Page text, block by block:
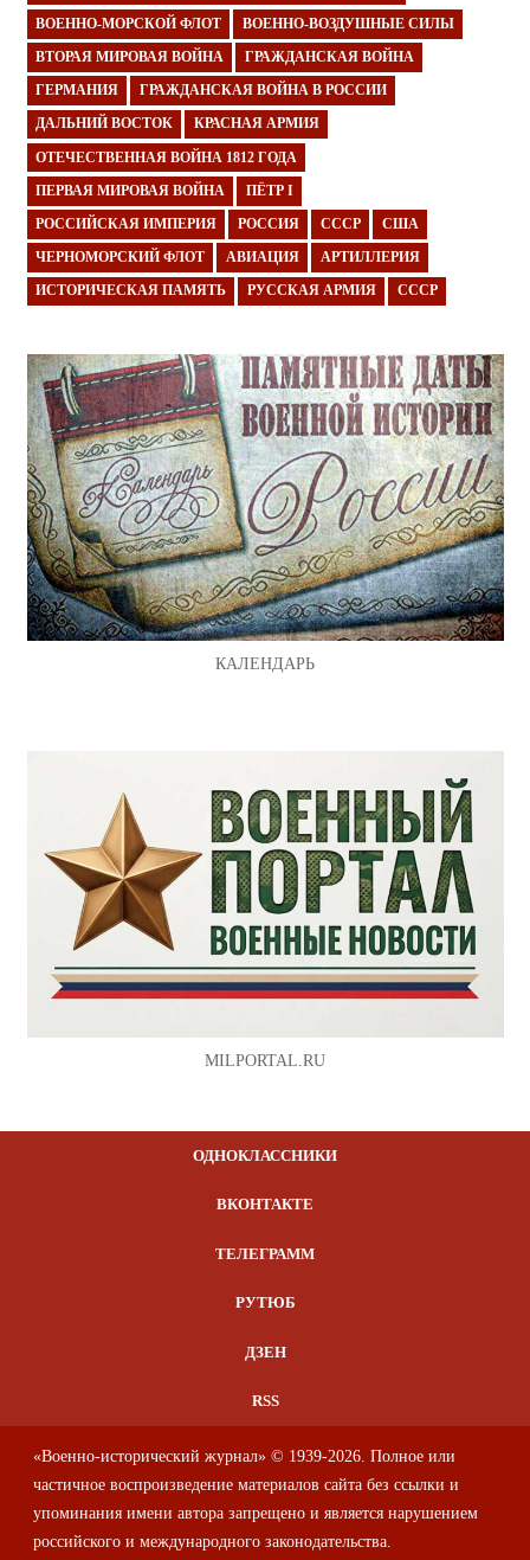
ВОЕННО-МОРСКОЙ ФЛОТ ВОЕННО-ВОЗДУШНЫЕ СИЛЫ
ВТОРАЯ МИРОВАЯ ВОЙНА ГРАЖДАНСКАЯ ВОЙНА
ГЕРМАНИЯ ГРАЖДАНСКАЯ ВОЙНА В РОССИИ
ДАЛЬНИЙ ВОСТОК КРАСНАЯ АРМИЯ
ОТЕЧЕСТВЕННАЯ ВОЙНА 1812 ГОДА
ПЕРВАЯ МИРОВАЯ ВОЙНА ПЁТР I
РОССИЙСКАЯ ИМПЕРИЯ РОССИЯ СССР США
ЧЕРНОМОРСКИЙ ФЛОТ АВИАЦИЯ АРТИЛЛЕРИЯ
ИСТОРИЧЕСКАЯ ПАМЯТЬ РУССКАЯ АРМИЯ СССР
КАЛЕНДАРЬ
MILPORTAL.RU
ОДНОКЛАССНИКИ
ВКОНТАКТЕ
ТЕЛЕГРАММ
РУТЮБ
ДЗЕН
RSS
«Военно-исторический журнал» © 1939-2026. Полное или
частичное воспроизведение материалов сайта без ссылки и
упоминания имени автора запрещено и является нарушением
российского и международного законодательства.